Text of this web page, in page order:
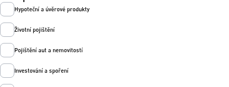
Hypoteční a úvěrové produkty
Životní pojištění
Pojištění aut a nemovitostí
Investování a spoření